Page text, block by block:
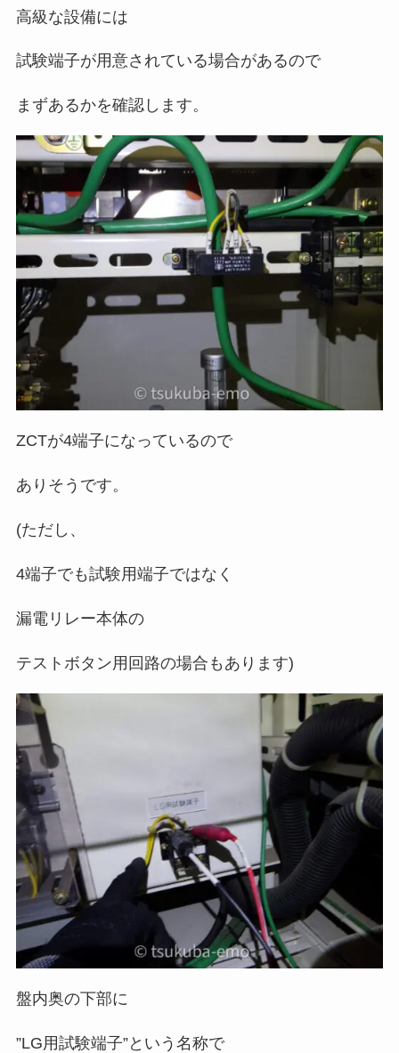
高級な設備には
試験端子が用意されている場合があるので
まずあるかを確認します。
ZCTが4端子になっているので
ありそうです。
(ただし、
4端子でも試験用端子ではなく
漏電リレー本体の
テストボタン用回路の場合もあります)
盤内奥の下部に
”LG用試験端子”という名称で